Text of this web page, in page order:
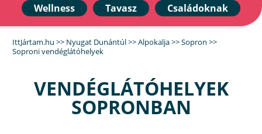
Wellness
Tavasz Családoknak
IttJártam.hu >> Nyugat Dunántúl>>Alpokalja>>Sopron >>
Soproni vendéglátóhelyek
VENDÉGLÁTÓHELYEK
SOPRONBAN